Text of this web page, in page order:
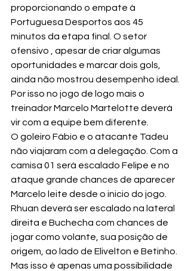
proporcionando o empate à
Portuguesa Desportos aos 45
minutos da etapa final. O setor
ofensivo , apesar de criar algumas
oportunidades e marcar dois gols,
ainda não mostrou desempenho ideal.
Por isso no jogo de logo mais o
treinador Marcelo Martelotte deverá
vir com a equipe bem diferente.
O goleiro Fábio e o atacante Tadeu
não viajaram com a delegação. Com a
camisa 01 será escalado Felipe e no
ataque grande chances de aparecer
Marcelo leite desde o inicio do jogo.
Rhuan deverá ser escalado na lateral
direita e Buchecha com chances de
jogar como volante, sua posição de
origem, ao lado de Elivelton e Betinho.
Mas isso é apenas uma possibilidade